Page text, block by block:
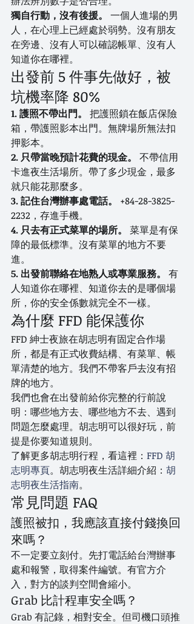
獨自行動，沒有後援。
一個人進場的男
人，在心理上已經處於弱勢。沒有朋友
在旁邊、沒有人可以確認帳單、沒有人
知道你在哪裡。
出發前 5 件事先做好，被
坑機率降 80%
1. 護照不帶出門。
把護照鎖在飯店保險
箱，帶護照影本出門。無牌場所無法扣
押影本。
2. 只帶當晚預計花費的現金。
不帶信用
卡進夜生活場所。帶了多少現金，最多
就只能花那麼多。
3. 記住台灣辦事處電話。
+84-28-3825-
2232，存進手機。
4. 只去有正式菜單的場所。
菜單是有保
障的最低標準。沒有菜單的地方不要
進。
5. 出發前聯絡在地熟人或專業服務。
有
人知道你在哪裡、知道你去的是哪個場
所，你的安全係數就完全不一樣。
為什麼 FFD 能保護你
FFD 紳士夜旅在胡志明有固定合作場
所，都是有正式收費結構、有菜單、帳
單清楚的地方。我們不帶客戶去沒有招
牌的地方。
我們也會在出發前給你完整的行前說
明：哪些地方去、哪些地方不去、遇到
問題怎麼處理。胡志明可以很好玩，前
提是你要知道規則。
了解更多胡志明行程，看這裡： FFD 胡
志明專頁。胡志明夜生活詳細介紹： 胡
志明夜生活指南。
常見問題 FAQ
護照被扣，我應該直接付錢換回
來嗎？
不一定要立刻付。先打電話給台灣辦事
處和報警，取得案件編號。有官方介
入，對方的談判空間會縮小。
Grab 比計程車安全嗎？
Grab 有記錄，相對安全。但司機口頭推